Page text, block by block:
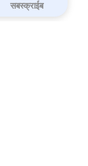
सबस्क्राईब